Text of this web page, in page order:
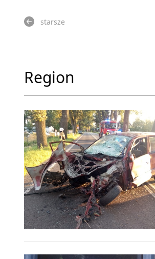
starsze
Region